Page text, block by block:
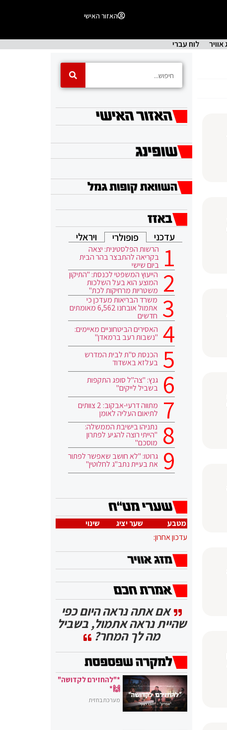
האזור האישי
אוויר לוח עברי
עדכני פופולרי ויראלי
הרשות הפלסטינית: יצאה
בקריאה להתבצר בהר הבית
ביום שישי
הייעוץ המשפטי לכנסת: "התיקון
המוצע הוא בעל השלכות
משטריות מרחיקות לכת"
משרד הבריאות מעדכן כי
אתמול אובחנו 6,562 מאומתים
חדשים
האסירים הביטחוניים מאיימים:
"נשבות רעב ברמאדן"
הכנסת ס"ת לבית המדרש
בעלזא באשדוד
גנץ: "צה"ל סופג התקפות
בשביל לייקים"
מתווה דרעי-אבקוב: 2 צוותים
לתיאום העליה לאומן
נתניהו בישיבת הממשלה:
"הייתי רוצה להגיע לפתרון
מוסכם"
גרוטו: "לא חושב שאפשר לפתור
את בעיית נתב"ג לחלוטין"
מטבע שער יציג
שינוי
עדכון אחרון:
אם אתה נראה היום כפי
שהיית נראה אתמול, בשביל
מה לך המחר?
*"להחזירם לקדושה"
🙌*
מערכת בחזית